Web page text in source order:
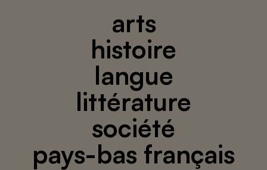
arts
histoire
langue
littérature
société
pays-bas français